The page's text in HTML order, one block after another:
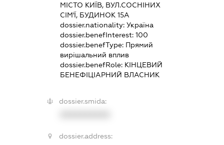
МІСТО КИЇВ, ВУЛ.СОСНІНИХ
СІМ'Ї, БУДИНОК 15А
dossier.nationality: Україна
dossier.benefInterest: 100
dossier.benefType: Прямий
вирішальний вплив
dossier.benefRole: КІНЦЕВИЙ
БЕНЕФІЦІАРНИЙ ВЛАСНИК
dossier.smida:
dossier.address: